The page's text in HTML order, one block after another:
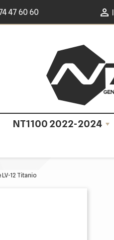
47 60 60 
NT1100 2022-2024
12 Titanio